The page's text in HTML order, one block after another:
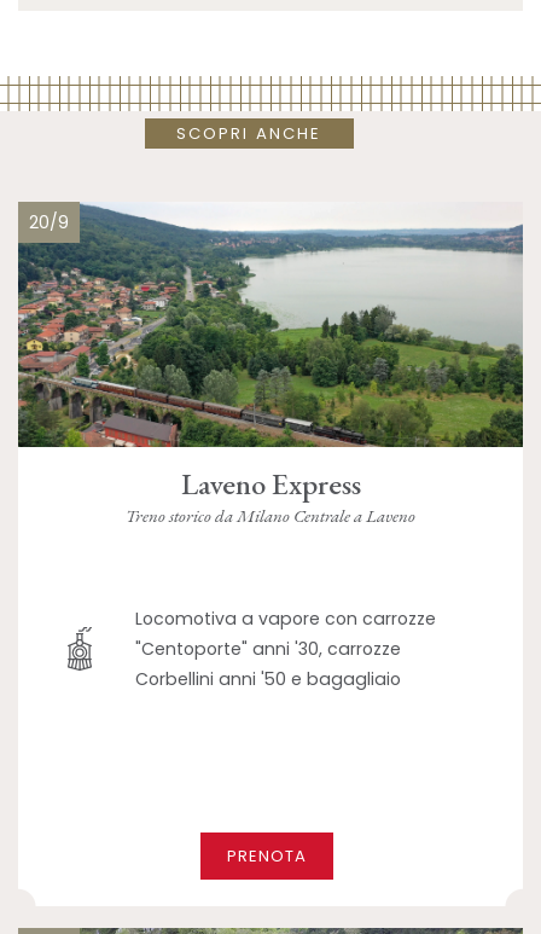
SCOPRI ANCHE
20/9
Laveno Express
Treno storico da Milano Centrale a Laveno
Locomotiva a vapore con carrozze
"Centoporte" anni '30, carrozze
Corbellini anni '50 e bagagliaio
PRENOTA